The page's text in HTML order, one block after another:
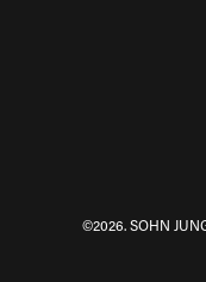
©2026. SOHN